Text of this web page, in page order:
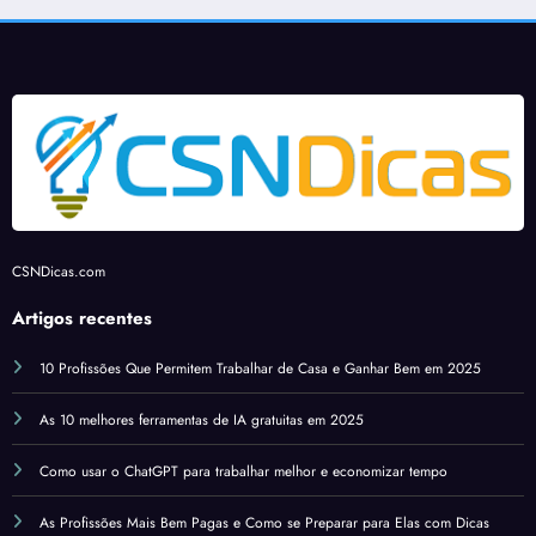
omos
com
de pé
10 Profissões Que Permitem Trabalhar de Casa e Ganhar Bem em 2025
As 10 melhores ferramentas de IA gratuitas em 2025
Como usar o ChatGPT para trabalhar melhor e economizar tempo